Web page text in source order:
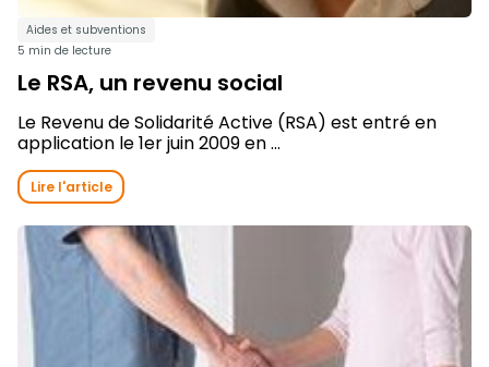
Aides et subventions
5 min de lecture
Le RSA, un revenu social
Le Revenu de Solidarité Active (RSA) est entré en
application le 1er juin 2009 en ...
Lire l'article